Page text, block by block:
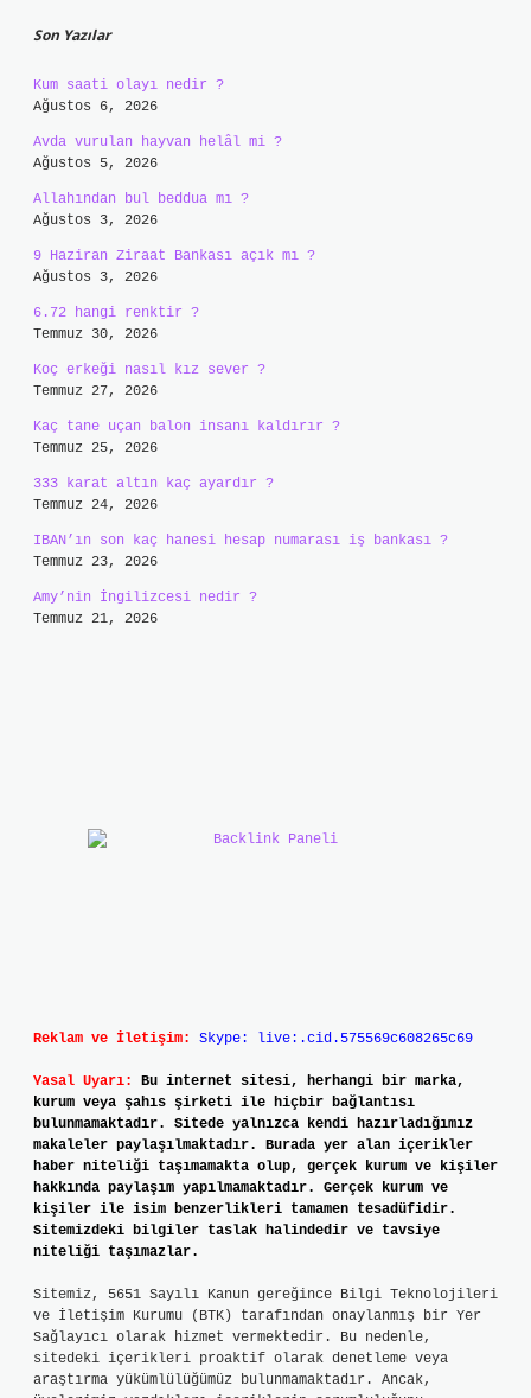
Son Yazılar
Kum saati olayı nedir ?
Ağustos 6, 2026
Avda vurulan hayvan helâl mi ?
Ağustos 5, 2026
Allahından bul beddua mı ?
Ağustos 3, 2026
9 Haziran Ziraat Bankası açık mı ?
Ağustos 3, 2026
6.72 hangi renktir ?
Temmuz 30, 2026
Koç erkeği nasıl kız sever ?
Temmuz 27, 2026
Kaç tane uçan balon insanı kaldırır ?
Temmuz 25, 2026
333 karat altın kaç ayardır ?
Temmuz 24, 2026
IBAN’ın son kaç hanesi hesap numarası iş bankası ?
Temmuz 23, 2026
Amy’nin İngilizcesi nedir ?
Temmuz 21, 2026
Reklam ve İletişim: Skype: live:.cid.575569c608265c69
Yasal Uyarı:
Bu internet sitesi, herhangi bir marka,
kurum veya şahıs şirketi ile hiçbir bağlantısı
bulunmamaktadır. Sitede yalnızca kendi hazırladığımız
makaleler paylaşılmaktadır. Burada yer alan içerikler
haber niteliği taşımamakta olup, gerçek kurum ve kişiler
hakkında paylaşım yapılmamaktadır. Gerçek kurum ve
kişiler ile isim benzerlikleri tamamen tesadüfidir.
Sitemizdeki bilgiler taslak halindedir ve tavsiye
niteliği taşımazlar.
Sitemiz, 5651 Sayılı Kanun gereğince Bilgi Teknolojileri
ve İletişim Kurumu (BTK) tarafından onaylanmış bir Yer
Sağlayıcı olarak hizmet vermektedir. Bu nedenle,
sitedeki içerikleri proaktif olarak denetleme veya
araştırma yükümlülüğümüz bulunmamaktadır. Ancak,